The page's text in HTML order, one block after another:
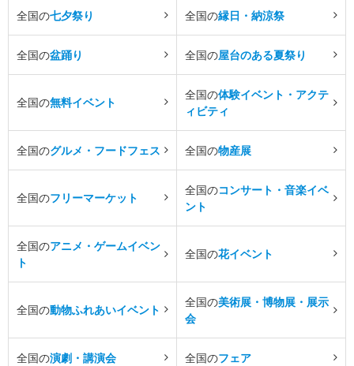
全国の七夕祭り 全国の縁日・納涼祭
全国の盆踊り 全国の屋台のある夏祭り
全国の無料イベント
全国の体験イベント・アクテ
ィビティ
全国のグルメ・フードフェス 全国の物産展
全国のフリーマーケット
全国のコンサート・音楽イベ
ント
全国のアニメ・ゲームイベン
ト
全国の花イベント
全国の動物ふれあいイベント
全国の美術展・博物展・展示
会
全国の演劇・講演会 全国のフェア